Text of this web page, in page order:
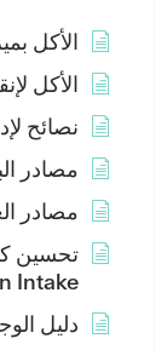
الأكل
الأكل
نصائح
مصادر
مصادر
Intake)
دليل